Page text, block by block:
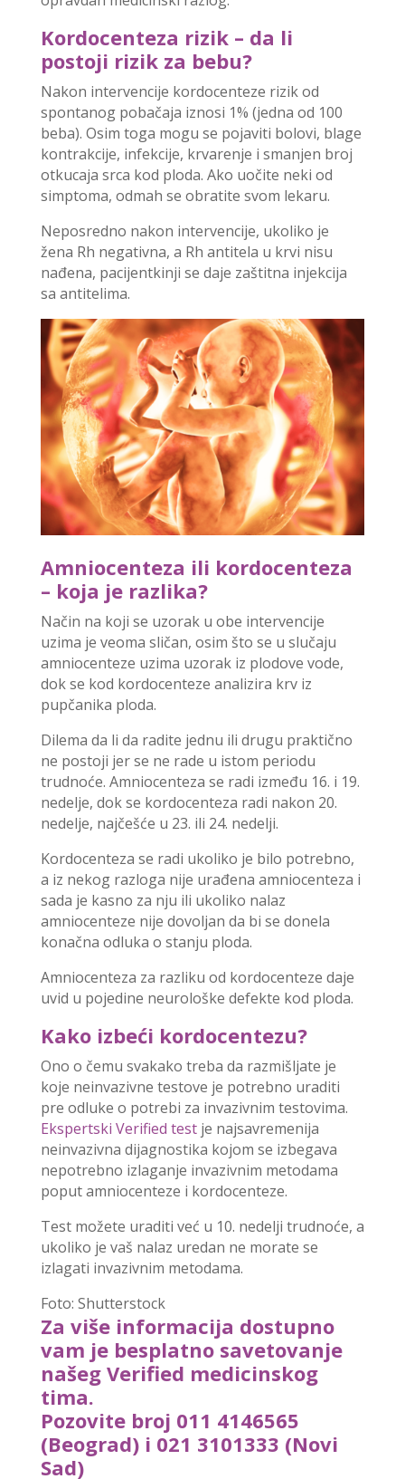
Kordocenteza rizik – da li
postoji rizik za bebu?
Nakon intervencije kordocenteze rizik od
spontanog pobačaja iznosi 1% (jedna od 100
beba). Osim toga mogu se pojaviti bolovi, blage
kontrakcije, infekcije, krvarenje i smanjen broj
otkucaja srca kod ploda. Ako uočite neki od
simptoma, odmah se obratite svom lekaru.
Neposredno nakon intervencije, ukoliko je
žena Rh negativna, a Rh antitela u krvi nisu
nađena, pacijentkinji se daje zaštitna injekcija
sa antitelima.
Amniocenteza ili kordocenteza
– koja je razlika?
Način na koji se uzorak u obe intervencije
uzima je veoma sličan, osim što se u slučaju
amniocenteze uzima uzorak iz plodove vode,
dok se kod kordocenteze analizira krv iz
pupčanika ploda.
Dilema da li da radite jednu ili drugu praktično
ne postoji jer se ne rade u istom periodu
trudnoće. Amniocenteza se radi između 16. i 19.
nedelje, dok se kordocenteza radi nakon 20.
nedelje, najčešće u 23. ili 24. nedelji.
Kordocenteza se radi ukoliko je bilo potrebno,
a iz nekog razloga nije urađena amniocenteza i
sada je kasno za nju ili ukoliko nalaz
amniocenteze nije dovoljan da bi se donela
konačna odluka o stanju ploda.
Amniocenteza za razliku od kordocenteze daje
uvid u pojedine neurološke defekte kod ploda.
Kako izbeći kordocentezu?
Ono o čemu svakako treba da razmišljate je
koje neinvazivne testove je potrebno uraditi
pre odluke o potrebi za invazivnim testovima.
Ekspertski Verified testje najsavremenija
neinvazivna dijagnostika kojom se izbegava
nepotrebno izlaganje invazivnim metodama
poput amniocenteze i kordocenteze.
Test možete uraditi već u 10. nedelji trudnoće, a
ukoliko je vaš nalaz uredan ne morate se
izlagati invazivnim metodama.
Foto: Shutterstock
Za više informacija dostupno
vam je besplatno savetovanje
našeg Verified medicinskog
tima.
Pozovite broj 011 4146565
(Beograd) i 021 3101333 (Novi
Sad)